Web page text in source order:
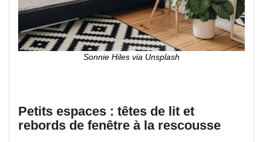
Sonnie Hiles via Unsplash
Petits espaces : têtes de lit et
rebords de fenêtre à la rescousse